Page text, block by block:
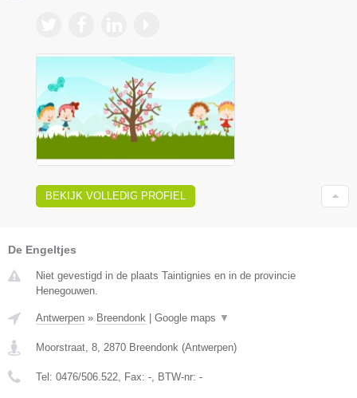
BEKIJK VOLLEDIG PROFIEL
De Engeltjes
Niet gevestigd in de plaats Taintignies en in de provincie
Henegouwen.
Antwerpen » Breendonk Google maps ▼
Moorstraat, 8, 2870 Breendonk (Antwerpen)
Tel: 0476/506.522, Fax: -, BTW-nr: -